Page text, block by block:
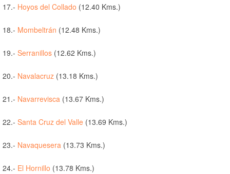
17.- Hoyos del Collado (12.40 Kms.)
18.- Mombeltrán (12.48 Kms.)
19.- Serranillos (12.62 Kms.)
20.- Navalacruz (13.18 Kms.)
21.- Navarrevisca (13.67 Kms.)
22.- Santa Cruz del Valle (13.69 Kms.)
23.- Navaquesera (13.73 Kms.)
24.- El Hornillo (13.78 Kms.)